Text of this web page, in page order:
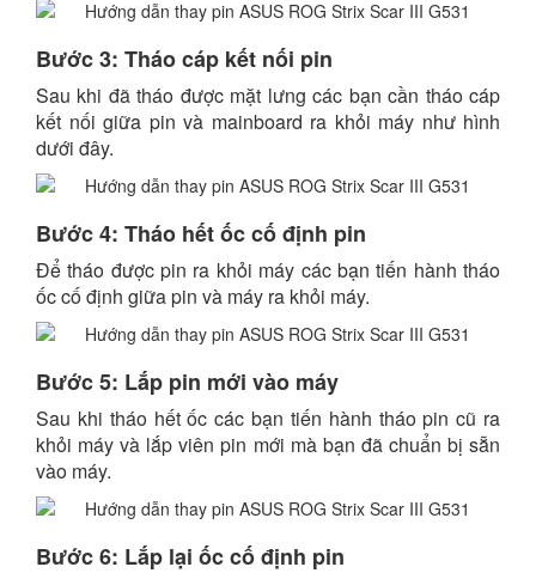
Bước 3: Tháo cáp kết nối pin
Sau khi đã tháo được mặt lưng các bạn cần tháo cáp
kết nối giữa pin và mainboard ra khỏi máy như hình
dưới đây.
Bước 4: Tháo hết ốc cố định pin
Để tháo được pin ra khỏi máy các bạn tiến hành tháo
ốc cố định giữa pin và máy ra khỏi máy.
Bước 5: Lắp pin mới vào máy
Sau khi tháo hết ốc các bạn tiến hành tháo pin cũ ra
khỏi máy và lắp viên pin mới mà bạn đã chuẩn bị sẵn
vào máy.
Bước 6: Lắp lại ốc cố định pin